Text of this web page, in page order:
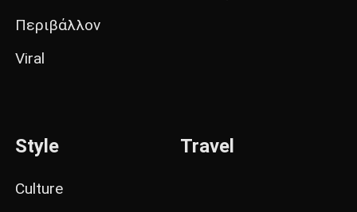
Περιβάλλον
Viral
Style
Culture
Travel